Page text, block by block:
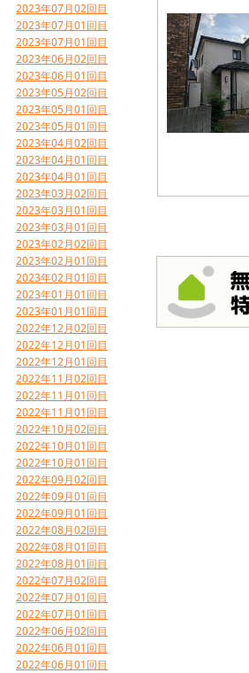
2023年07月02回目
2023年07月01回目
2023年07月01回目
2023年06月02回目
2023年06月01回目
2023年05月02回目
2023年05月01回目
2023年05月01回目
2023年04月02回目
2023年04月01回目
2023年04月01回目
2023年03月02回目
2023年03月01回目
2023年03月01回目
2023年02月02回目
2023年02月01回目
2023年02月01回目
2023年01月01回目
2023年01月01回目
2022年12月02回目
2022年12月01回目
2022年12月01回目
2022年11月02回目
2022年11月01回目
2022年11月01回目
2022年10月02回目
2022年10月01回目
2022年10月01回目
2022年09月02回目
2022年09月01回目
2022年09月01回目
2022年08月02回目
2022年08月01回目
2022年08月01回目
2022年07月02回目
2022年07月01回目
2022年07月01回目
2022年06月02回目
2022年06月01回目
2022年06月01回目